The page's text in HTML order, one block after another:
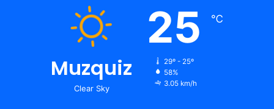
Muzquiz
Clear Sky
25 ℃
29º - 25º
58%
3.05 km/h